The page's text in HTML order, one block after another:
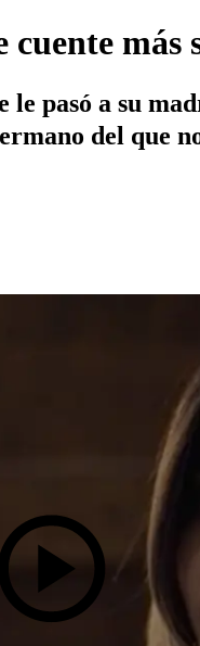
pasó a su
del que